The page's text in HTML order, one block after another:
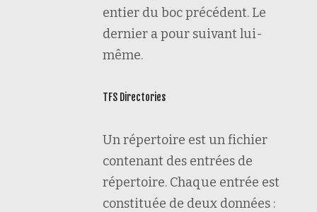
entier du boc précédent. Le
dernier a pour suivant lui-
même.
TFS Directories
Un répertoire est un fichier
contenant des entrées de
répertoire. Chaque entrée est
constituée de deux données :